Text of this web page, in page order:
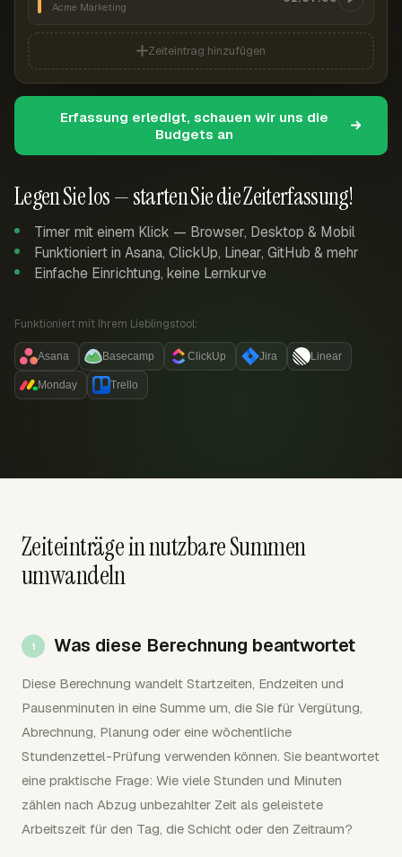
Legen Sie los — starten Sie die Zeiterfassung!
Timer mit einem Klick — Browser, Desktop & Mobil
Funktioniert in Asana, ClickUp, Linear, GitHub & mehr
Einfache Einrichtung, keine Lernkurve
Funktioniert mit Ihrem Lieblingstool:
Asana Basecamp ClickUp Jira Linear
Monday Trello
Acme Marketing
Zeiteintrag hinzufügen
Erfassung erledigt, schauen wir uns die
Budgets an
Zeiteinträge in nutzbare Summen
umwandeln
Was diese Berechnung beantwortet
Diese Berechnung wandelt Startzeiten, Endzeiten und
Pausenminuten in eine Summe um, die Sie für Vergütung,
Abrechnung, Planung oder eine wöchentliche
Stundenzettel-Prüfung verwenden können. Sie beantwortet
eine praktische Frage: Wie viele Stunden und Minuten
zählen nach Abzug unbezahlter Zeit als geleistete
Arbeitszeit für den Tag, die Schicht oder den Zeitraum?